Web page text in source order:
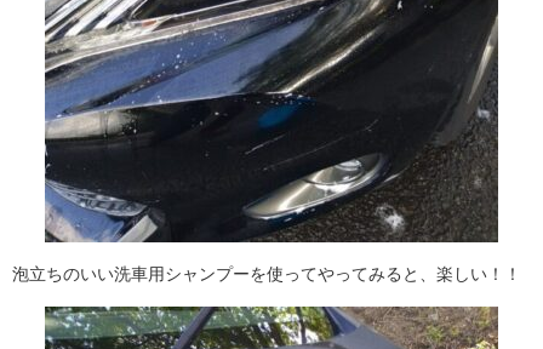
泡立ちのいい洗車用シャンプーを使ってやってみると、楽しい！！